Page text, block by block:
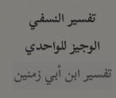
تفسير النسفي
الوجيز للواحدي
تفسير ابن أبي زمنين